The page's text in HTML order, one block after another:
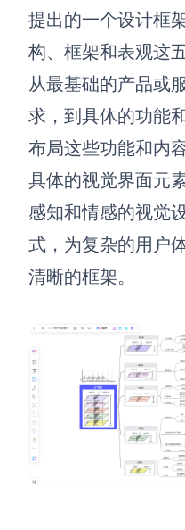
AI生成流程图
AI生成用户旅程图
AI生成鱼骨图
AI生成甘特图
AI生成组织结构图
AI生成用户画像
AI生成Smart分析
AI生成波士顿矩阵
AI生成波特五力模型
AI生成4P营销理论模型
提出的一个设计框
构、框架和表观这
从最基础的产品或
求，到具体的功能
布局这些功能和内
具体的视觉界面元
感知和情感的视觉
式，为复杂的用户
清晰的框架。